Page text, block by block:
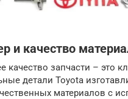
и качество
качество запчасти – это
детали Toyota
материалов с